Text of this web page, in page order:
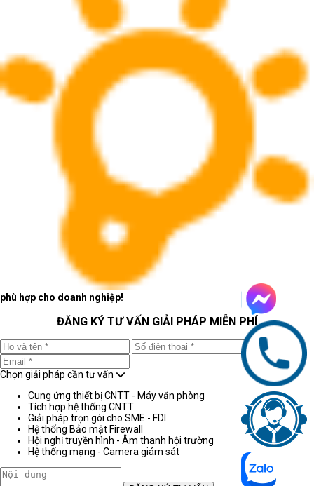
phù hợp cho doanh nghiệp!
ĐĂNG KÝ TƯ VẤN GIẢI PHÁP MIỄN PHÍ
Chọn giải pháp cần tư vấn
Cung ứng thiết bị CNTT - Máy văn phòng
Tích hợp hệ thống CNTT
Giải pháp trọn gói cho SME - FDI
Hệ thống Bảo mật Firewall
Hội nghị truyền hình - Âm thanh hội trường
Hệ thống mạng - Camera giám sát